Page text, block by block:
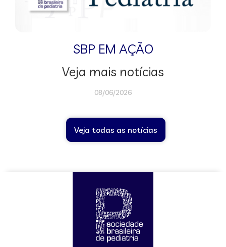
SBP EM AÇÃO
Veja mais notícias
08/06/2026
Veja todas as notícias